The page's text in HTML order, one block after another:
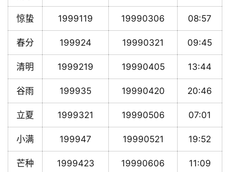
惊蛰 1999119 19990306 08:57
春分 199924 19990321 09:45
清明 1999219 19990405 13:44
谷雨 199935 19990420 20:46
立夏 1999321 19990506 07:01
小满 199947 19990521 19:52
芒种 1999423 19990606 11:09